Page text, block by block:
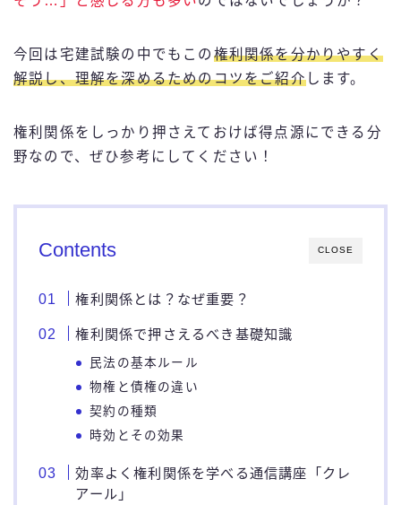
今回は宅建試験の中でもこの 権利関係を分かりやすく
解説し、理解を深めるためのコツをご紹介します。
権利関係をしっかり押さえておけば得点源にできる分
野なので、ぜひ参考にしてください！
CLOSE
Contents
権利関係とは？なぜ重要？
権利関係で押さえるべき基礎知識
民法の基本ルール
物権と債権の違い
契約の種類
時効とその効果
効率よく権利関係を学べる通信講座「クレ
アール」